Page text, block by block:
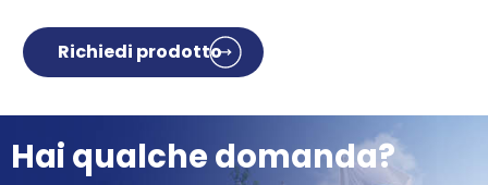
Richiedi prodotto
Hai qualche domanda?